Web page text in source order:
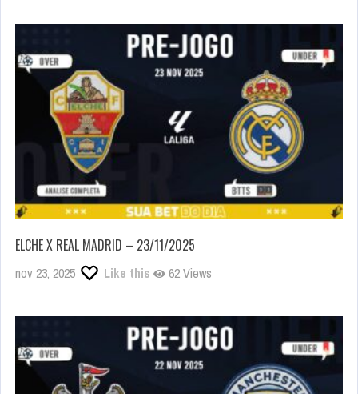
ELCHE X REAL MADRID – 23/11/2025
nov 23, 2025 Like this 62 Views